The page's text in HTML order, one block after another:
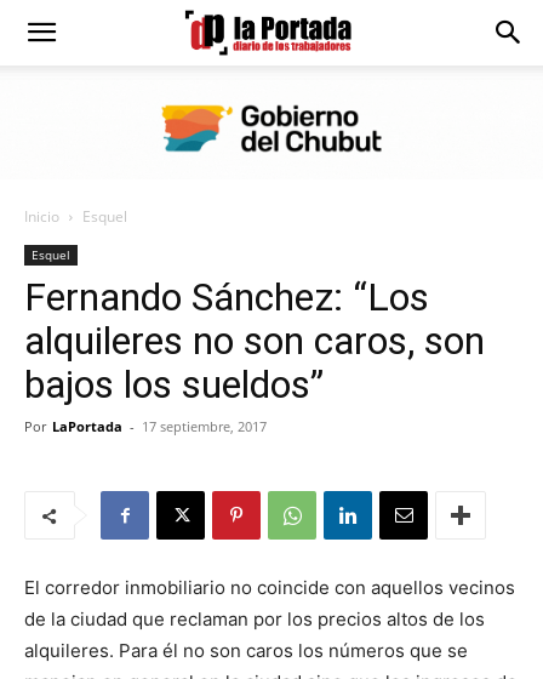
Diario
Portada
Inicio Esquel
Esquel
Fernando Sánchez: “Los
alquileres no son caros, son
bajos los sueldos”
Por LaPortada - 17 septiembre, 2017
El corredor inmobiliario no coincide con aquellos vecinos
de la ciudad que reclaman por los precios altos de los
alquileres. Para él no son caros los números que se